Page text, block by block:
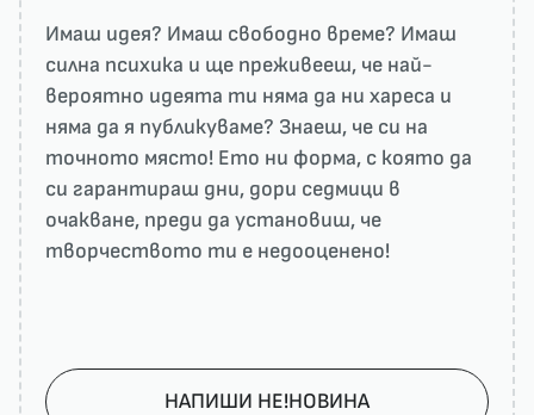
Имаш идея? Имаш свободно време? Имаш
силна психика и ще преживееш, че най-
вероятно идеята ти няма да ни харесa и
няма да я публикуваме? Знаеш, че си на
точното място! Ето ни форма, с която да
си гарантираш дни, дори седмици в
очакване, преди да установиш, че
творчеството ти е недооценено!
НАПИШИ НЕ!НОВИНА